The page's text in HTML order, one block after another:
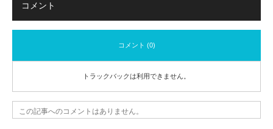
コメント
コメント (0)
トラックバックは利用できません。
この記事へのコメントはありません。